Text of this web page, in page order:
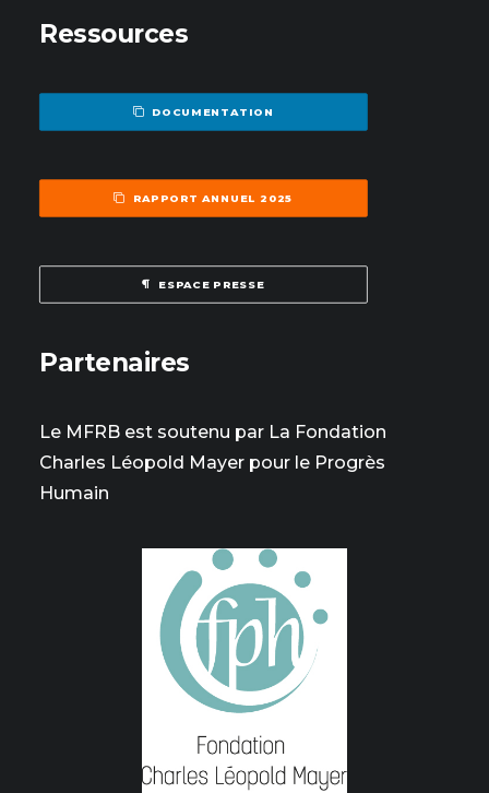
Ressources
DOCUMENTATION
RAPPORT ANNUEL 2025
ESPACE PRESSE
Partenaires
Le MFRB est soutenu par La Fondation
Charles Léopold Mayer pour le Progrès
Humain